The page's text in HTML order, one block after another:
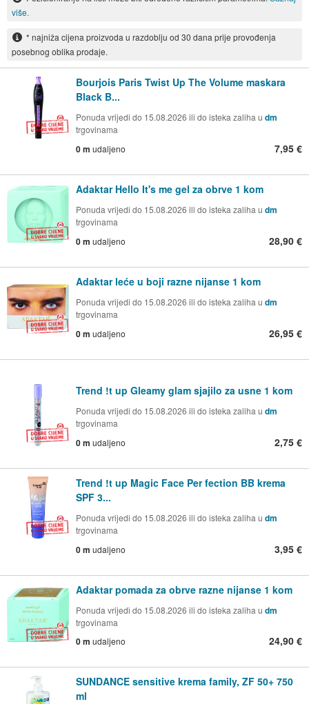
više.
* najniža cijena proizvoda u razdoblju od 30 dana prije provođenja
posebnog oblika prodaje.
Bourjois Paris Twist Up The Volume maskara
Black B...
Ponuda vrijedi do 15.08.2026 ili do isteka zaliha u dm
trgovinama
0 m udaljeno 7,95 €
Adaktar Hello It's me gel za obrve 1 kom
Ponuda vrijedi do 15.08.2026 ili do isteka zaliha u dm
trgovinama
0 m udaljeno 28,90 €
Adaktar leće u boji razne nijanse 1 kom
Ponuda vrijedi do 15.08.2026 ili do isteka zaliha u dm
trgovinama
0 m udaljeno 26,95 €
Trend !t up Gleamy glam sjajilo za usne 1 kom
Ponuda vrijedi do 15.08.2026 ili do isteka zaliha u dm
trgovinama
0 m udaljeno 2,75 €
Trend !t up Magic Face Per fection BB krema
SPF 3...
Ponuda vrijedi do 15.08.2026 ili do isteka zaliha u dm
trgovinama
0 m udaljeno 3,95 €
Adaktar pomada za obrve razne nijanse 1 kom
Ponuda vrijedi do 15.08.2026 ili do isteka zaliha u dm
trgovinama
0 m udaljeno 24,90 €
SUNDANCE sensitive krema family, ZF 50+ 750
ml